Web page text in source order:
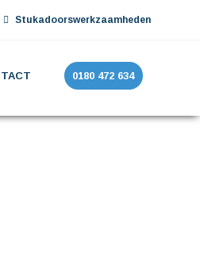
Stukadoorswerkzaamheden
0180 472 634